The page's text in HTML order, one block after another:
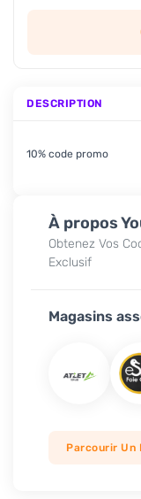
À propos
Obtenez Vos
Exclusif
Magasins
Parcourir Un
DESCRIPTION
10% code promo